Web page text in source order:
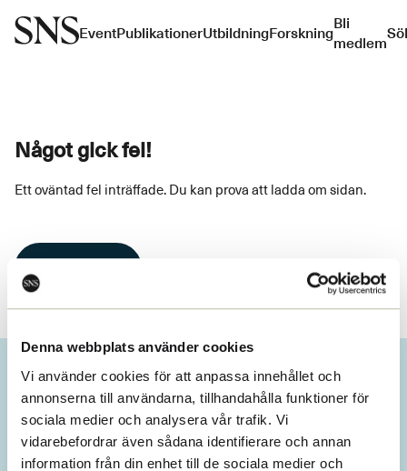
Denna webbplats använder cookies
Vi använder cookies för att anpassa innehållet och
annonserna till användarna, tillhandahålla funktioner för
sociala medier och analysera vår trafik. Vi
vidarebefordrar även sådana identifierare och annan
information från din enhet till de sociala medier och
EventPublikationerUtbildningForskningBli
medlem
Något gick fel!
Ett oväntad fel inträffade. Du kan prova att ladda om sidan.
Missa inget från SNS.
Prenumerera på vårt nyhetsbrev